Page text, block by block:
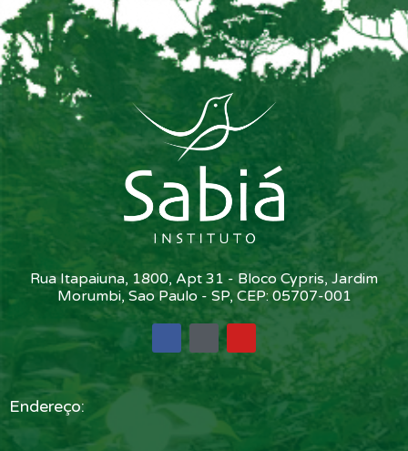
Rua Itapaiuna, 1800, Apt 31 - Bloco Cypris, Jardim
Morumbi, Sao Paulo - SP, CEP: 05707-001
Endereço: